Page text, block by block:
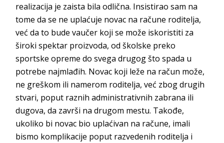
realizacija je zaista bila odlična. Insistirao sam na
tome da se ne uplaćuje novac na račune roditelja,
već da to bude vaučer koji se može iskoristiti za
široki spektar proizvoda, od školske preko
sportske opreme do svega drugog što spada u
potrebe najmlađih. Novac koji leže na račun može,
ne greškom ili namerom roditelja, već zbog drugih
stvari, poput raznih administrativnih zabrana ili
dugova, da završi na drugom mestu. Takođe,
ukoliko bi novac bio uplaćivan na račune, imali
bismo komplikacije poput razvedenih roditelja i